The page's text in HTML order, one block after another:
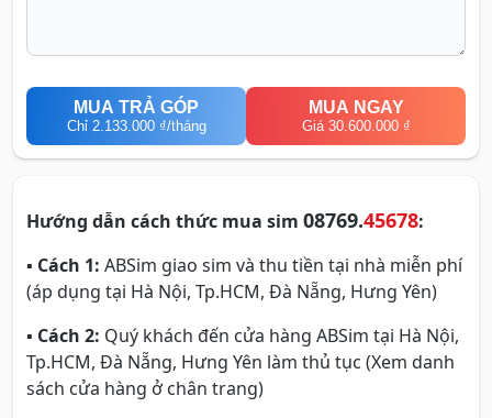
MUA TRẢ GÓP
Chỉ 2.133.000 ₫/tháng
MUA NGAY
Giá 30.600.000 ₫
Hướng dẫn cách thức mua sim 08769.45678:
▪ Cách 1: ABSim giao sim và thu tiền tại nhà miễn phí
(áp dụng tại Hà Nội, Tp.HCM, Đà Nẵng, Hưng Yên)
▪ Cách 2: Quý khách đến cửa hàng ABSim tại Hà Nội,
Tp.HCM, Đà Nẵng, Hưng Yên làm thủ tục (Xem danh
sách cửa hàng ở chân trang)